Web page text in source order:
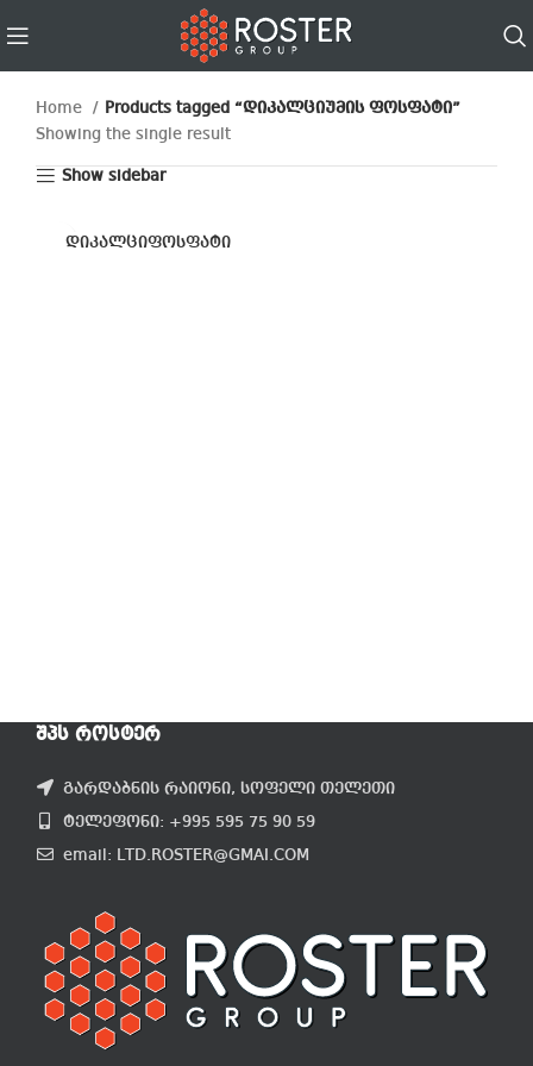
Home
Products tagged “დიკალციუმის ფოსფატი”
Showing the single result
Show sidebar
დიკალციფოსფატი
ᲨᲞᲡ ᲠᲝᲡᲢᲔᲠ
გარდაბნის რაიონი, სოფელი თელეთი
ტელეფონი: +995 595 75 90 59
email: LTD.ROSTER@GMAI.COM